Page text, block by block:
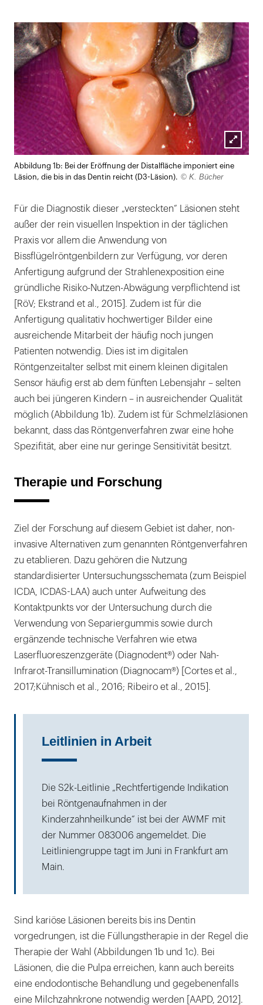
öffnen
Abbildung 1b: Bei der Eröffnung der Distalfläche imponiert eine
Läsion, die bis in das Dentin reicht (D3-Läsion). © K. Bücher
Für die Diagnostik dieser „versteckten“ Läsionen steht
außer der rein visuellen Inspektion in der täglichen
Praxis vor allem die Anwendung von
Bissflügelröntgenbildern zur Verfügung, vor deren
Anfertigung aufgrund der Strahlenexposition eine
gründliche Risiko-Nutzen-Abwägung verpflichtend ist
[RöV; Ekstrand et al., 2015]. Zudem ist für die
Anfertigung qualitativ hochwertiger Bilder eine
ausreichende Mitarbeit der häufig noch jungen
Patienten notwendig. Dies ist im digitalen
Röntgenzeitalter selbst mit einem kleinen digitalen
Sensor häufig erst ab dem fünften Lebensjahr – selten
auch bei jüngeren Kindern – in ausreichender Qualität
möglich (Abbildung 1b). Zudem ist für Schmelzläsionen
bekannt, dass das Röntgenverfahren zwar eine hohe
Spezifität, aber eine nur geringe Sensitivität besitzt.
Therapie und Forschung
Ziel der Forschung auf diesem Gebiet ist daher, non-
invasive Alternativen zum genannten Röntgenverfahren
zu etablieren. Dazu gehören die Nutzung
standardisierter Untersuchungsschemata (zum Beispiel
ICDA, ICDAS-LAA) auch unter Aufweitung des
Kontaktpunkts vor der Untersuchung durch die
Verwendung von Separiergummis sowie durch
ergänzende technische Verfahren wie etwa
Laserfluoreszenzgeräte (Diagnodent®) oder Nah-
Infrarot-Transillumination (Diagnocam®) [Cortes et al.,
2017;Kühnisch et al., 2016; Ribeiro et al., 2015].
Leitlinien in Arbeit
Die S2k-Leitlinie „Rechtfertigende Indikation
bei Röntgenaufnahmen in der
Kinderzahnheilkunde“ ist bei der AWMF mit
der Nummer 083006 angemeldet. Die
Leitliniengruppe tagt im Juni in Frankfurt am
Main.
Sind kariöse Läsionen bereits bis ins Dentin
vorgedrungen, ist die Füllungstherapie in der Regel die
Therapie der Wahl (Abbildungen 1b und 1c). Bei
Läsionen, die die Pulpa erreichen, kann auch bereits
eine endodontische Behandlung und gegebenenfalls
eine Milchzahnkrone notwendig werden [AAPD, 2012].